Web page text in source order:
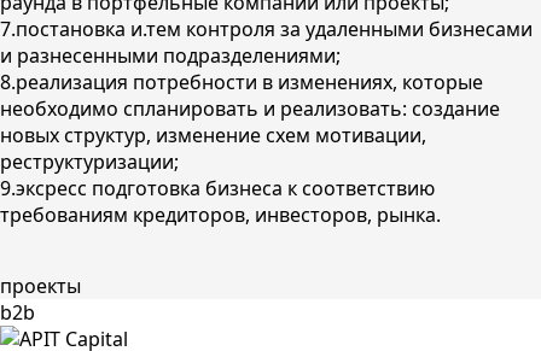
7.постановка и.тем контроля за удаленными бизнесами
и разнесенными подразделениями;
8.реализация потребности в изменениях, которые
необходимо спланировать и реализовать: создание
новых структур, изменение схем мотивации,
реструктуризации;
9.эксресс подготовка бизнеса к соответствию
требованиям кредиторов, инвесторов, рынка.
проекты
b2b